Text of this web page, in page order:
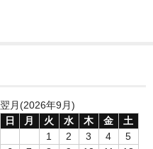
翌月(2026年9月)
日
月 火 水 木 金
土
1
2 3 4
5